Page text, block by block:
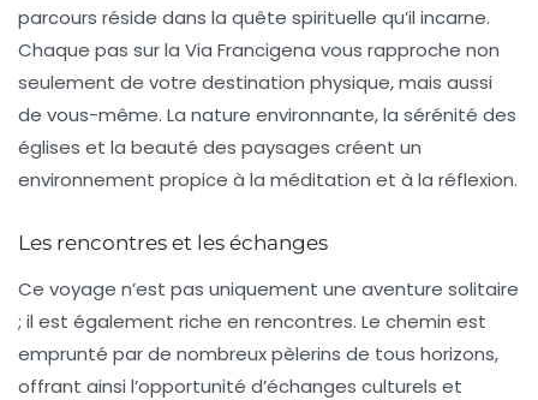
parcours réside dans la quête spirituelle qu’il incarne.
Chaque pas sur la Via Francigena vous rapproche non
seulement de votre destination physique, mais aussi
de vous-même. La nature environnante, la sérénité des
églises et la beauté des paysages créent un
environnement propice à la méditation et à la réflexion.
Les rencontres et les échanges
Ce voyage n’est pas uniquement une aventure solitaire
; il est également riche en rencontres. Le chemin est
emprunté par de nombreux pèlerins de tous horizons,
offrant ainsi l’opportunité d’échanges culturels et